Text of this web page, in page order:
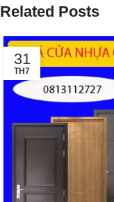
Related Posts
31
TH7